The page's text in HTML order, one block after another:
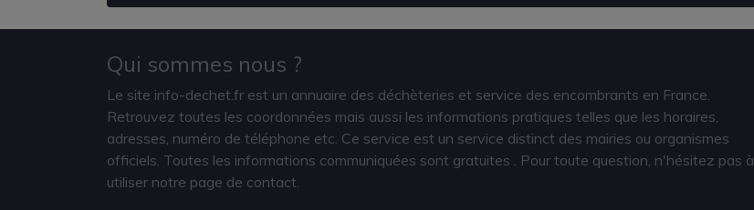
Qui sommes nous ?
Le site info-dechet.fr est un annuaire des déchèteries et service des encombrants en France.
Retrouvez toutes les coordonnées mais aussi les informations pratiques telles que les horaires,
adresses, numéro de téléphone etc. Ce service est un service distinct des mairies ou organismes
officiels. Toutes les informations communiquées sont gratuites . Pour toute question, n'hésitez pas à
utiliser notre page de contact.